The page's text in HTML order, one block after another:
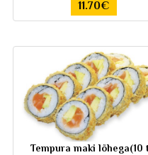
11.70€
Tempura maki lõhega(10